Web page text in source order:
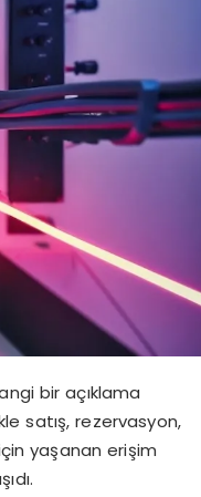
bir açıklama
satış, rezervasyon,
yaşanan erişim